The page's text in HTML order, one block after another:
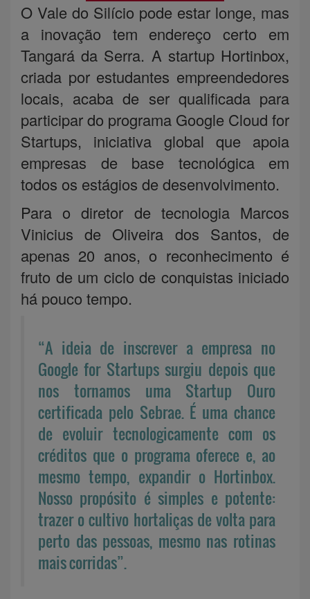
O Vale do Silício pode estar longe, mas
a inovação tem endereço certo em
Tangará da Serra. A startup Hortinbox,
criada por estudantes empreendedores
locais, acaba de ser qualificada para
participar do programa Google Cloud for
Startups, iniciativa global que apoia
empresas de base tecnológica em
todos os estágios de desenvolvimento.
Para o diretor de tecnologia Marcos
Vinicius de Oliveira dos Santos, de
apenas 20 anos, o reconhecimento é
fruto de um ciclo de conquistas iniciado
há pouco tempo.
“A ideia de inscrever a empresa no
Google for Startups surgiu depois que
nos tornamos uma Startup Ouro
certificada pelo Sebrae. É uma chance
de evoluir tecnologicamente com os
créditos que o programa oferece e, ao
mesmo tempo, expandir o Hortinbox.
Nosso propósito é simples e potente:
trazer o cultivo hortaliças de volta para
perto das pessoas, mesmo nas rotinas
mais corridas”.